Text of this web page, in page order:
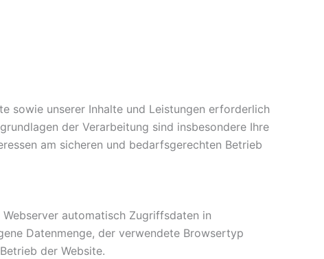
sowie unserer Inhalte und Leistungen erforderlich
der Verarbeitung sind insbesondere Ihre
am sicheren und bedarfsgerechten Betrieb
automatisch Zugriffsdaten in
Datenmenge, der verwendete Browsertyp
der Website.